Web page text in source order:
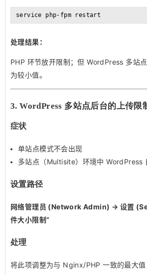
service php-fpm restart
处理结果：
PHP 环节放开限制；但 WordPress 多站
为较小值。
3. WordPress 多站点后台的上传限
症状
单站点模式不会出现
多站点（Multisite）环境中 WordPress
设置路径
网络管理员 (Network Admin) → 设置
件大小限制”
处理
将此项调整为与 Nginx/PHP 一致的最大值